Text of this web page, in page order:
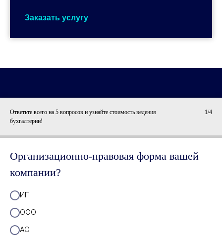
Заказать услугу
Ответьте всего на 5 вопросов и узнайте стоимость ведения
бухгалтерии!
1/4
Организационно-правовая форма вашей
компании?
ИП
ООО
АО